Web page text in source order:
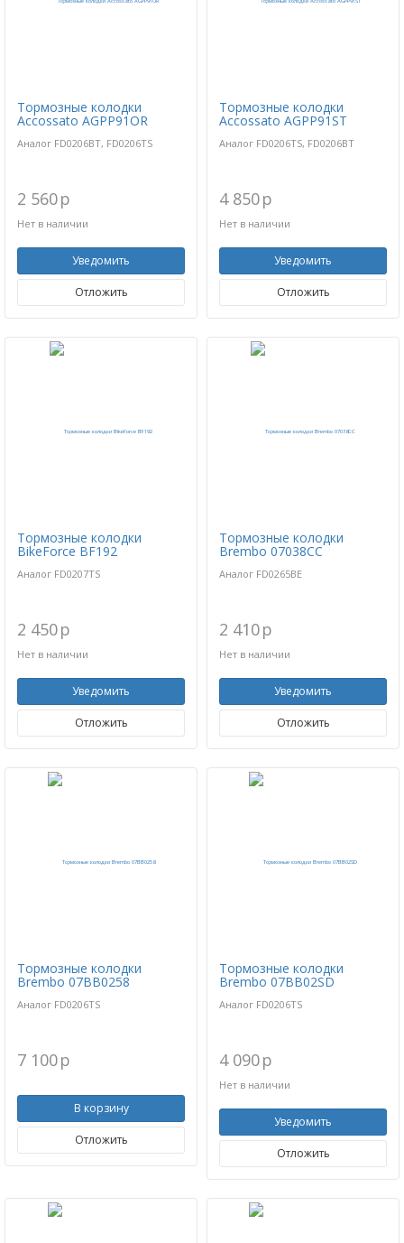
Тормозные колодки
Accossato AGPP91OR
Аналог FD0206BT, FD0206TS
2 560p
Нет в наличии
Уведомить
Отложить
Тормозные колодки
Accossato AGPP91ST
Аналог FD0206TS, FD0206BT
4 850p
Нет в наличии
Уведомить
Отложить
Тормозные колодки
BikeForce BF192
Аналог FD0207TS
2 450p
Нет в наличии
Уведомить
Отложить
Тормозные колодки
Brembo 07038CC
Аналог FD0265BE
2 410p
Нет в наличии
Уведомить
Отложить
Тормозные колодки
Brembo 07BB0258
Аналог FD0206TS
7 100p
В корзину
Отложить
Тормозные колодки
Brembo 07BB02SD
Аналог FD0206TS
4 090p
Нет в наличии
Уведомить
Отложить